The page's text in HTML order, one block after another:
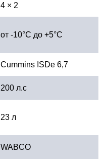
4 × 2
от -10°С до +5°С
Cummins ISDe 6,7
200 л.с
23 л
WABCO